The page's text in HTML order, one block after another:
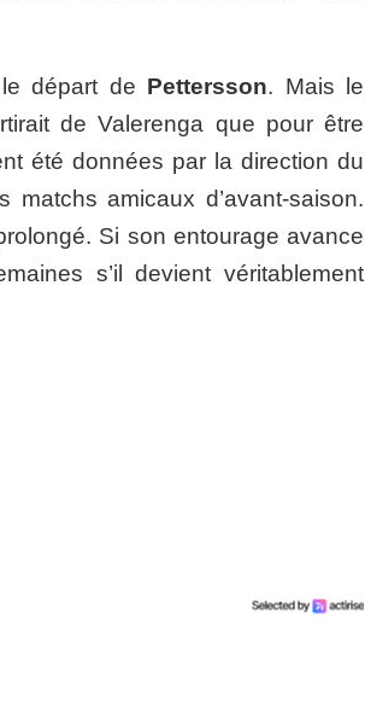
départ de Pettersson. Mais le
de Valerenga que pour être
été données par la direction du
amicaux d’avant-saison.
Si son entourage avance
s’il devient véritablement